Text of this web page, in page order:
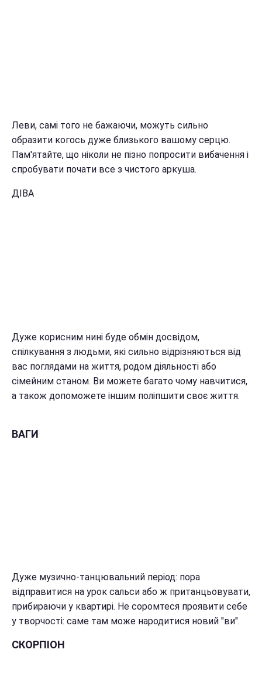
Леви, самі того не бажаючи, можуть сильно
образити когось дуже близького вашому серцю.
Пам'ятайте, що ніколи не пізно попросити вибачення і
спробувати почати все з чистого аркуша.
ДІВА
Дуже корисним нині буде обмін досвідом,
спілкування з людьми, які сильно відрізняються від
вас поглядами на життя, родом діяльності або
сімейним станом. Ви можете багато чому навчитися,
а також допоможете іншим поліпшити своє життя.
ВАГИ
Дуже музично-танцювальний період: пора
відправитися на урок сальси або ж пританцьовувати,
прибираючи у квартирі. Не соромтеся проявити себе
у творчості: саме там може народитися новий "ви".
СКОРПІОН